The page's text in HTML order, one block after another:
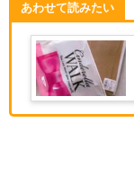
あわせて読みたい